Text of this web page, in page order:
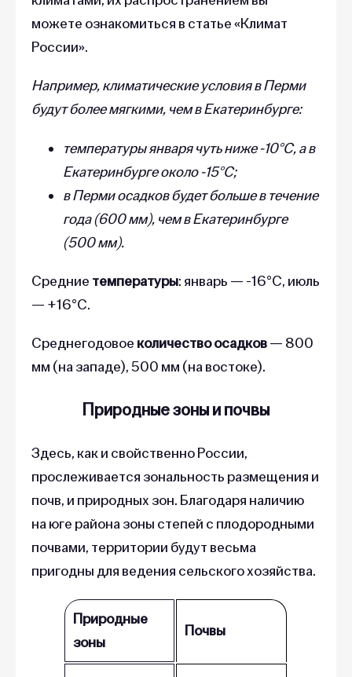
можете ознакомиться в статье «Климат
России».
будут более мягкими, чем в Екатеринбурге:
Екатеринбурге около -15°C;
в Перми осадков будет больше в течение
года (600 мм), чем в Екатеринбурге
(500 мм).
— +16°C.
мм (на западе), 500 мм (на востоке).
прослеживается зональность размещения и
почв, и природных зон. Благодаря наличию
на юге района зоны степей с плодородными
почвами, территории будут весьма
пригодны для ведения сельского хозяйства.
Природные
зоны
тайга подзолистые